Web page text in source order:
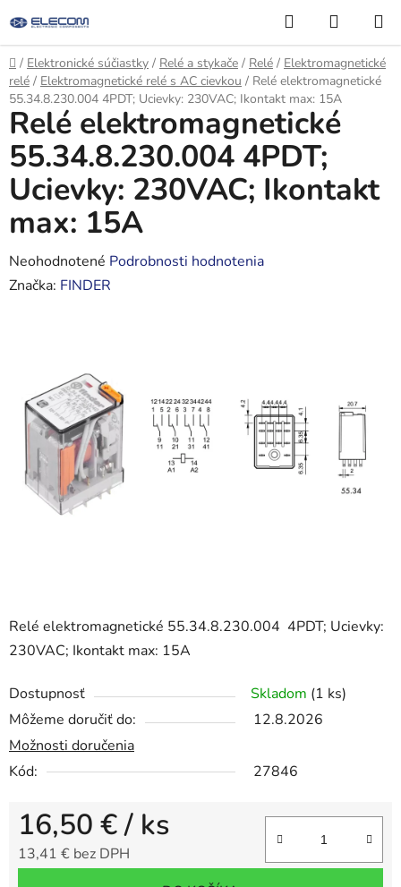
na
obsah
Hľadať
KOŠÍK
Domov
/ Elektronické súčiastky / Relé a stykače / Relé / Elektromagnetické
relé / Elektromagnetické relé s AC cievkou / Relé elektromagnetické
55.34.8.230.004 4PDT; Ucievky: 230VAC; Ikontakt max: 15A
Relé elektromagnetické 55.34.8.230.004 4PDT; Ucievky:
230VAC; Ikontakt max: 15A
Dostupnosť Skladom (1 ks)
Môžeme doručiť do:
12.8.2026
Možnosti doručenia
Kód:
27846
16,50 €/ ks
13,41 € bez DPH
Relé elektromagnetické
55.34.8.230.004 4PDT;
Ucievky: 230VAC; Ikontakt
max: 15A
Priemerné
hodnotenie
hviezdičiek.
Neohodnotené Podrobnosti hodnotenia
Značka: FINDER